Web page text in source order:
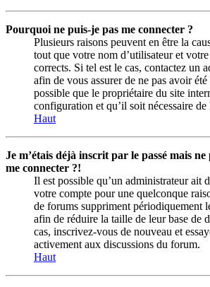
Pourquoi ne puis-je pas me connecter ?
Plusieurs raisons peuvent en être la
tout que votre nom d’utilisateur et
corrects. Si tel est le cas, contactez un
afin de vous assurer de ne pas avoir
possible que le propriétaire du site
configuration et qu’il soit nécessaire de
Haut
Je m’étais déjà inscrit par le passé mais
me connecter ?!
Il est possible qu’un administrateur ait
votre compte pour une quelconque
de forums suppriment périodiquement
afin de réduire la taille de leur base de
cas, inscrivez-vous de nouveau et
activement aux discussions du forum.
Haut